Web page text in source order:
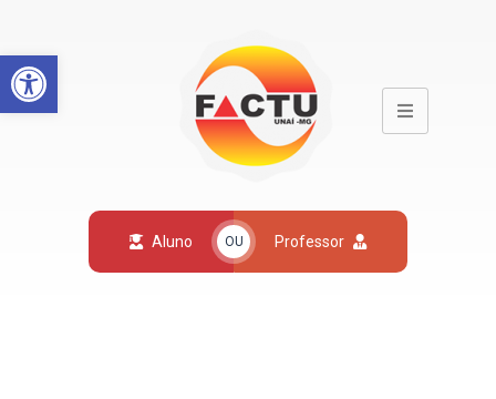
Open toolbar
Aluno OU Professor